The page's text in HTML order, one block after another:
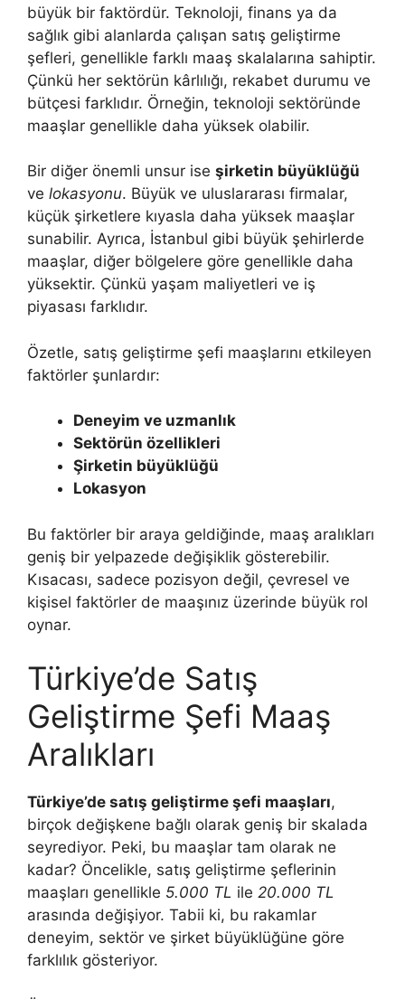
büyük bir faktördür. Teknoloji, finans ya da
sağlık gibi alanlarda çalışan satış geliştirme
şefleri, genellikle farklı maaş skalalarına sahiptir.
Çünkü her sektörün kârlılığı, rekabet durumu ve
bütçesi farklıdır. Örneğin, teknoloji sektöründe
maaşlar genellikle daha yüksek olabilir.
Bir diğer önemli unsur ise şirketin büyüklüğü
ve lokasyonu. Büyük ve uluslararası firmalar,
küçük şirketlere kıyasla daha yüksek maaşlar
sunabilir. Ayrıca, İstanbul gibi büyük şehirlerde
maaşlar, diğer bölgelere göre genellikle daha
yüksektir. Çünkü yaşam maliyetleri ve iş
piyasası farklıdır.
Özetle, satış geliştirme şefi maaşlarını etkileyen
faktörler şunlardır:
Deneyim ve uzmanlık
Sektörün özellikleri
Şirketin büyüklüğü
Lokasyon
Bu faktörler bir araya geldiğinde, maaş aralıkları
geniş bir yelpazede değişiklik gösterebilir.
Kısacası, sadece pozisyon değil, çevresel ve
kişisel faktörler de maaşınız üzerinde büyük rol
oynar.
Türkiye’de Satış
Geliştirme Şefi Maaş
Aralıkları
Türkiye’de satış geliştirme şefi maaşları,
birçok değişkene bağlı olarak geniş bir skalada
seyrediyor. Peki, bu maaşlar tam olarak ne
kadar? Öncelikle, satış geliştirme şeflerinin
maaşları genellikle 5.000 TL ile 20.000 TL
arasında değişiyor. Tabii ki, bu rakamlar
deneyim, sektör ve şirket büyüklüğüne göre
farklılık gösteriyor.